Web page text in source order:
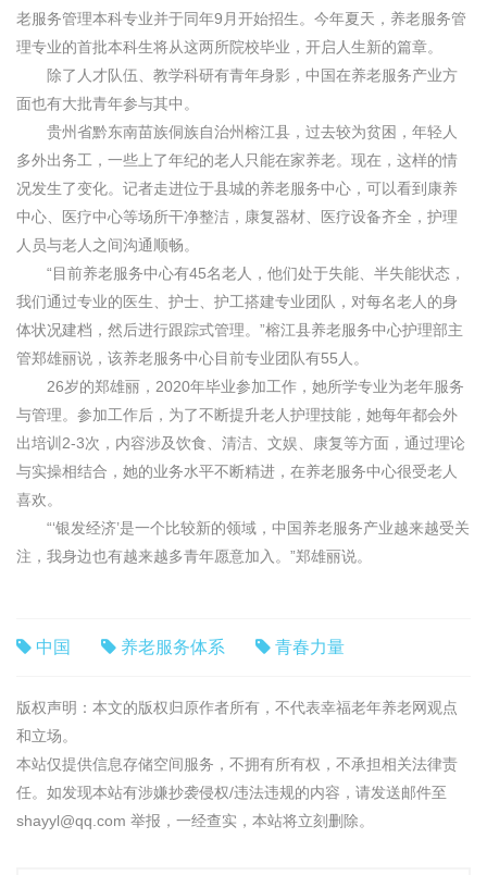
老服务管理本科专业并于同年9月开始招生。今年夏天，养老服务管
理专业的首批本科生将从这两所院校毕业，开启人生新的篇章。
除了人才队伍、教学科研有青年身影，中国在养老服务产业方
面也有大批青年参与其中。
贵州省黔东南苗族侗族自治州榕江县，过去较为贫困，年轻人
多外出务工，一些上了年纪的老人只能在家养老。现在，这样的情
况发生了变化。记者走进位于县城的养老服务中心，可以看到康养
中心、医疗中心等场所干净整洁，康复器材、医疗设备齐全，护理
人员与老人之间沟通顺畅。
“目前养老服务中心有45名老人，他们处于失能、半失能状态，
我们通过专业的医生、护士、护工搭建专业团队，对每名老人的身
体状况建档，然后进行跟踪式管理。”榕江县养老服务中心护理部主
管郑雄丽说，该养老服务中心目前专业团队有55人。
26岁的郑雄丽，2020年毕业参加工作，她所学专业为老年服务
与管理。参加工作后，为了不断提升老人护理技能，她每年都会外
出培训2-3次，内容涉及饮食、清洁、文娱、康复等方面，通过理论
与实操相结合，她的业务水平不断精进，在养老服务中心很受老人
喜欢。
“‘银发经济’是一个比较新的领域，中国养老服务产业越来越受关
注，我身边也有越来越多青年愿意加入。”郑雄丽说。
中国 养老服务体系 青春力量
版权声明：本文的版权归原作者所有，不代表幸福老年养老网观点
和立场。
本站仅提供信息存储空间服务，不拥有所有权，不承担相关法律责
任。如发现本站有涉嫌抄袭侵权/违法违规的内容，请发送邮件至
shayyl@qq.com 举报，一经查实，本站将立刻删除。